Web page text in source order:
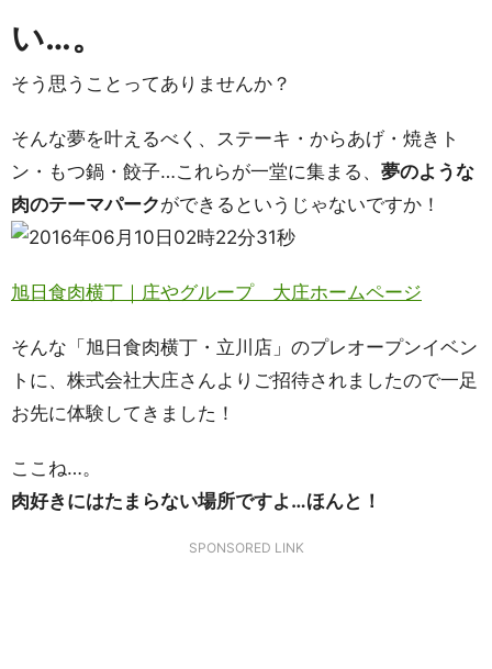
い…。
そう思うことってありませんか？
そんな夢を叶えるべく、ステーキ・からあげ・焼きト
ン・もつ鍋・餃子…これらが一堂に集まる、 夢のような
肉のテーマパークができるというじゃないですか！
旭日食肉横丁｜庄やグループ 大庄ホームページ
そんな「旭日食肉横丁・立川店」のプレオープンイベン
トに、株式会社大庄さんよりご招待されましたので一足
お先に体験してきました！
ここね…。
肉好きにはたまらない場所ですよ…ほんと！
SPONSORED LINK